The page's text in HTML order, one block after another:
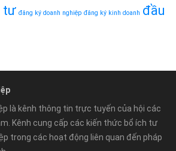
tư đăng ký doanh nghiệp đăng ký kinh doanh đầu
là kênh thông tin trực tuyến của hội các
Kênh cung cấp các kiến thức bổ ích tư
trong các hoạt động liên quan đến pháp